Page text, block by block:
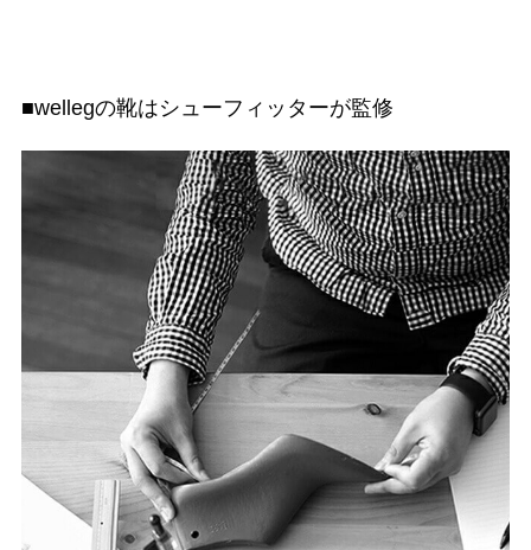
■wellegの靴はシューフィッターが監修